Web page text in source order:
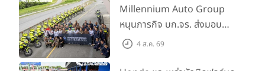
Millennium Auto Group
หนุนภารกิจ บก.จร. ส่งมอบ
BMW R 1300 GS และ F 900
4 ส.ค. 69